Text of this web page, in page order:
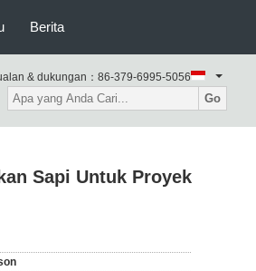
Berita
& dukungan： 86-379-6995-5056
Go
Sapi Untuk Proyek